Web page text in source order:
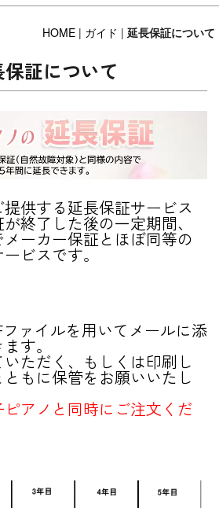
HOME | ガイド | 延長保証について
証について
供する延長保証サービス
終了した後の一定期間、
ーカー保証とほぼ同等の
ビスです。
ァイルを用いてメールに添
す。
ただく、もしくは印刷し
もに保管をお願いいたし
アノと同時にご注文くだ